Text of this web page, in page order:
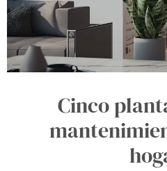
Cinco